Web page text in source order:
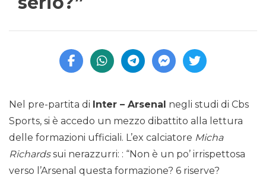
Nel pre-partita di Inter – Arsenal negli studi di Cbs
Sports, si è accedo un mezzo dibattito alla lettura
delle formazioni ufficiali. L’ex calciatore Micha
Richardssui nerazzurri: : “Non è un po’ irrispettosa
verso l’Arsenal questa formazione? 6 riserve?